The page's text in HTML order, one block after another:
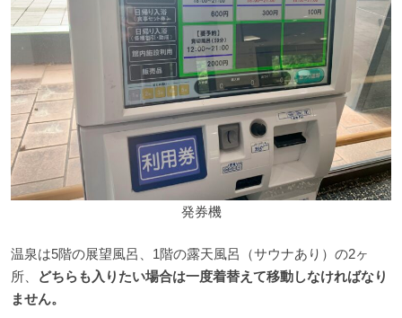
発券機
温泉は5階の展望風呂、1階の露天風呂（サウナあり）の2ヶ
所、
どちらも入りたい場合は一度着替えて移動しなければなり
ません。